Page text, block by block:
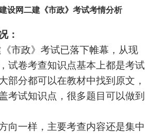
设网二建《市政》考试考情分析
：
政》考试已落下帷幕，从现
试卷考查知识点基本上都是考试
部分都可以在教材中找到原文，
考试知识点，很多题目可以做到
一样，主要考查内容还是集中